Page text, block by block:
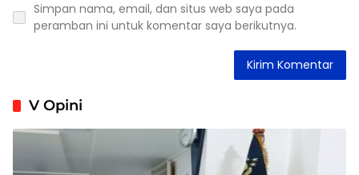
Simpan nama, email, dan situs web saya pada
peramban ini untuk komentar saya berikutnya.
V Opini